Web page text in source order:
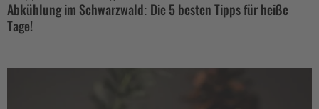
Abkühlung im Schwarzwald: Die 5 besten Tipps für heiße
Tage!